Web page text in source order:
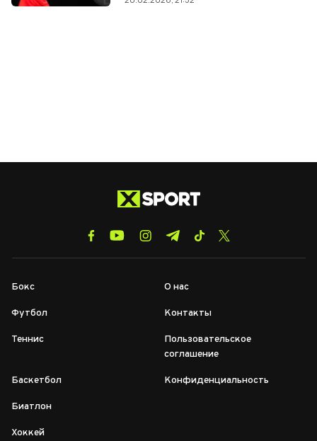
Бокс
Футбол
Теннис
Баскетбол
Биатлон
Хоккей
О нас
Контакты
Пользовательское
соглашение
Конфиденциальность